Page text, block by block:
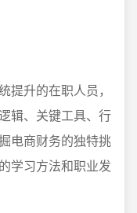
提升的在职人员，
辑、关键工具、行
电商财务的独特挑
学习方法和职业发